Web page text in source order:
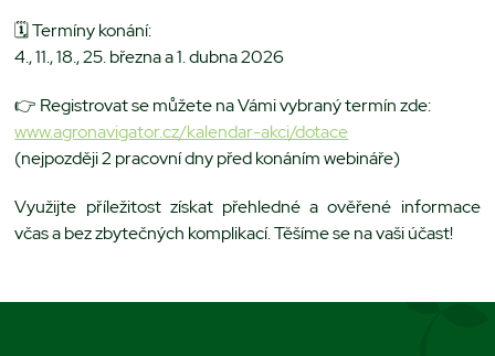
🗓 Termíny konání:
4., 11., 18., 25. března a 1. dubna 2026
👉 Registrovat se můžete na Vámi vybraný termín zde:
www.agronavigator.cz/kalendar-akci/dotace
(nejpozději 2 pracovní dny před konáním webináře)
Využijte příležitost získat přehledné a ověřené informace
včas a bez zbytečných komplikací. Těšíme se na vaši účast!